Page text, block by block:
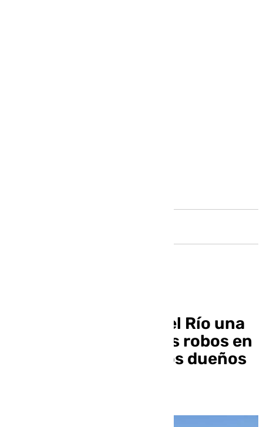
Detenida en Palma del Río una
mujer acusada de tres robos en
viviendas mientras los dueños